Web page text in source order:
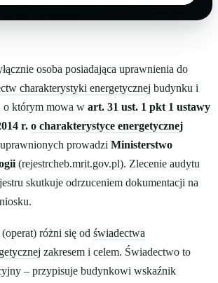
osoba posiadająca uprawnienia do
charakterystyki energetycznej budynku i
o którym mowa w art. 31 ust. 1 pkt 1 ustawy
r. o charakterystyce energetycznej
prowadzi Ministerstwo
(rejestrcheb.mrit.gov.pl). Zlecenie audytu
skutkuje odrzuceniem dokumentacji na
różni się od świadectwa
zakresem i celem. Świadectwo to
– przypisuje budynkowi wskaźnik